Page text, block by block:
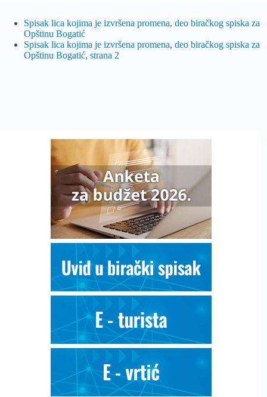
Spisak lica kojima je izvršena promena, deo biračkog spiska za
Opštinu Bogatić
Spisak lica kojima je izvršena promena, deo biračkog spiska za
Opštinu Bogatić, strana 2